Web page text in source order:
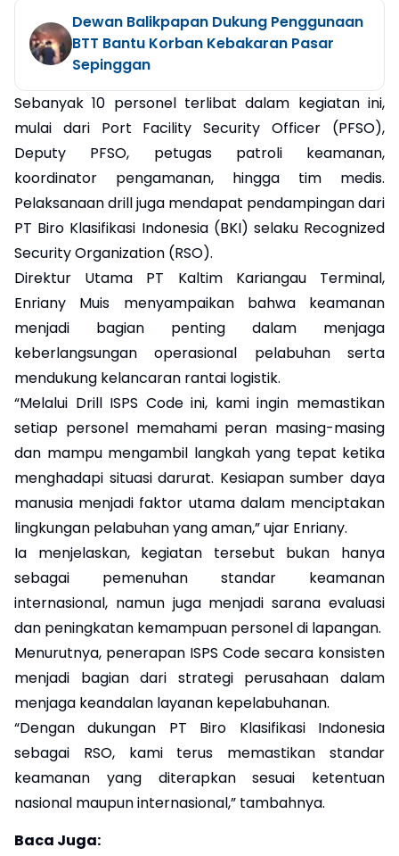
Dewan Balikpapan Dukung Penggunaan
BTT Bantu Korban Kebakaran Pasar
Sepinggan
Sebanyak 10 personel terlibat dalam kegiatan ini,
mulai dari Port Facility Security Officer (PFSO),
Deputy PFSO, petugas patroli keamanan,
koordinator pengamanan, hingga tim medis.
Pelaksanaan drill juga mendapat pendampingan dari
PT Biro Klasifikasi Indonesia (BKI) selaku Recognized
Security Organization (RSO).
Direktur Utama PT Kaltim Kariangau Terminal,
Enriany Muis menyampaikan bahwa keamanan
menjadi bagian penting dalam menjaga
keberlangsungan operasional pelabuhan serta
mendukung kelancaran rantai logistik.
“Melalui Drill ISPS Code ini, kami ingin memastikan
setiap personel memahami peran masing-masing
dan mampu mengambil langkah yang tepat ketika
menghadapi situasi darurat. Kesiapan sumber daya
manusia menjadi faktor utama dalam menciptakan
lingkungan pelabuhan yang aman,” ujar Enriany.
Ia menjelaskan, kegiatan tersebut bukan hanya
sebagai pemenuhan standar keamanan
internasional, namun juga menjadi sarana evaluasi
dan peningkatan kemampuan personel di lapangan.
Menurutnya, penerapan ISPS Code secara konsisten
menjadi bagian dari strategi perusahaan dalam
menjaga keandalan layanan kepelabuhanan.
“Dengan dukungan PT Biro Klasifikasi Indonesia
sebagai RSO, kami terus memastikan standar
keamanan yang diterapkan sesuai ketentuan
nasional maupun internasional,” tambahnya.
Baca Juga: